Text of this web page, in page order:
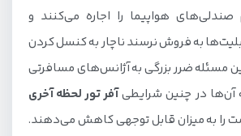
صندلی‌های هواپیما را اجاره می‌کنند و
به فروش نرسند ناچار به کنسل کردن
مسئله ضرر بزرگی به آژانس‌های مسافرتی
آن‌ها در چنین شرایطیآفر تور لحظه آخری
را به میزان قابل توجهی کاهش می‌دهند.